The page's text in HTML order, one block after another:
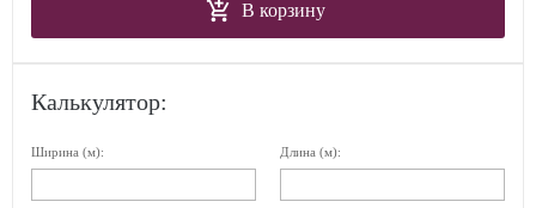
В корзину
Калькулятор:
Ширина (м): Длина (м):